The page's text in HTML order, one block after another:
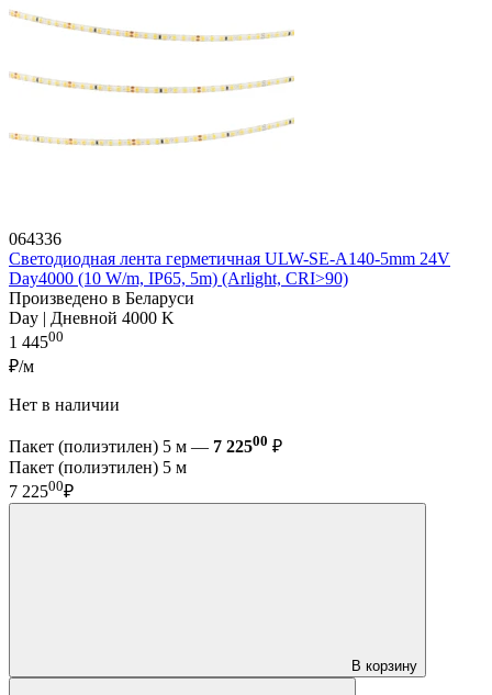
064336
Светодиодная лента герметичная ULW-SE-A140-5mm 24V
Day4000 (10 W/m, IP65, 5m) (Arlight, CRI>90)
Произведено в Беларуси
Day | Дневной 4000 K
1 44500
₽/м
Нет в наличии
Пакет (полиэтилен) 5 м — 7 22500 ₽
Пакет (полиэтилен) 5 м
7 22500₽
В корзину